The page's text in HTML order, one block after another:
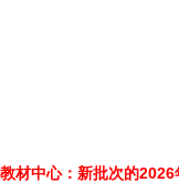
材中心：新批次的